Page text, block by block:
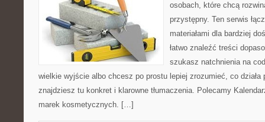
osobach, które chcą
przystępny. Ten serwis
materiałami dla bardziej
łatwo znaleźć treści
szukasz natchnienia na
wielkie wyjście albo chcesz po prostu lepiej zrozumieć, co działa
znajdziesz tu konkret i klarowne tłumaczenia. Polecamy
marek kosmetycznych. […]